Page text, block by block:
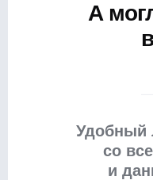
А
Удобный
со
и